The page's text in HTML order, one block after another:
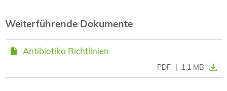
Weiterführende Dokumente
Antibiotika Richtlinien
PDF | 1.1 MB